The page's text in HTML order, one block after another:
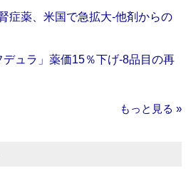
症薬、米国で急拡大‐他剤からの
デュラ」薬価15％下げ‐8品目の再
もっと見る »